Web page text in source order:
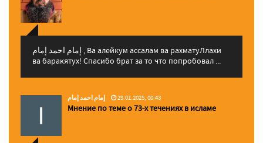
إمام احمد إمام , Ва алейкум ассалам ва рахматуЛлахи
ва баракятух! Спасибо брат за то что попробовал ...
إمام احمد إمام 29.01.2025, 00:43
Мнение по теме о 73-х течениях в исламе